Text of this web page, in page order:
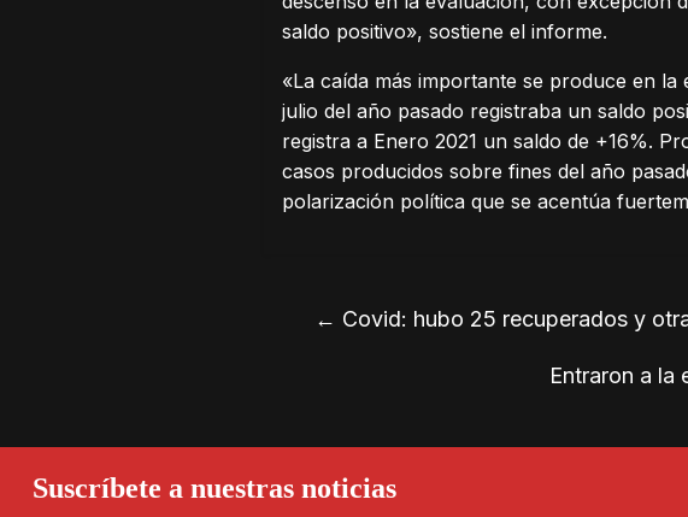
saldo positivo», sostiene el informe.
«La caída más importante se produce en
julio del año pasado registraba un saldo
registra a Enero 2021 un saldo de +16%.
casos producidos sobre fines del año
polarización política que se acentúa
← Covid: hubo 25 recuperados y
Entraron a la
Suscríbete a nuestras noticias